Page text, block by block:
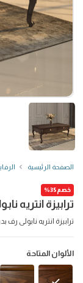
الصفحة الرئيسية
ترابيزة انتريه
خصم35%
ترابيزة انتريه نابولى
الألوان المتاحة